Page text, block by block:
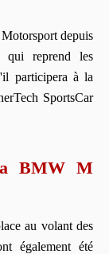
depuis
qui reprend les
participera à la
SportsCar
BMW M
au volant des
également été